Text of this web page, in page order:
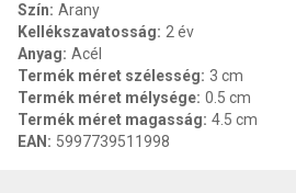
Szín: Arany
Kellékszavatosság: 2 év
Anyag: Acél
Termék méret szélesség: 3 cm
Termék méret mélysége: 0.5 cm
Termék méret magasság: 4.5 cm
EAN : 5997739511998